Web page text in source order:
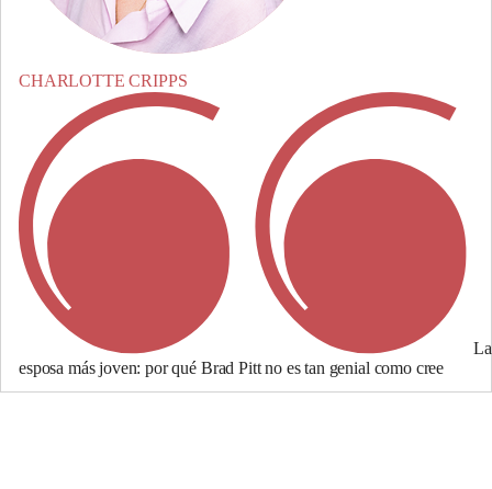
CHARLOTTE CRIPPS
La
esposa más joven: por qué Brad Pitt no es tan genial como cree